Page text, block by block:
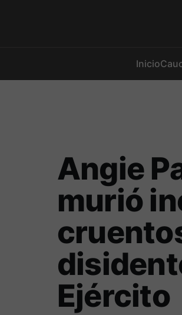
Inicio
Angie
murió
Ejército